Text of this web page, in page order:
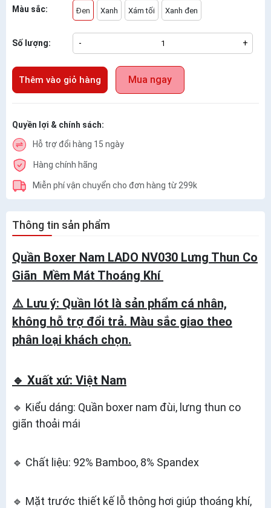
Màu sắc: Đen Xanh Xám tối Xanh đen
Số lượng: - +
Thêm vào giỏ hàng Mua ngay
Quyền lợi & chính sách:
Hỗ trợ đổi hàng 15 ngày
Hàng chính hãng
Miễn phí vận chuyển cho đơn hàng từ 299k
Thông tin sản phẩm
Quần Boxer Nam LADO NV030 Lưng Thun Co
Giãn Mềm Mát Thoáng Khí
⚠️ Lưu ý: Quần lót là sản phẩm cá nhân,
không hỗ trợ đổi trả. Màu sắc giao theo
phân loại khách chọn.
🔹 Xuất xứ: Việt Nam
🔹 Kiểu dáng: Quần boxer nam đùi, lưng thun co
giãn thoải mái
🔹 Chất liệu: 92% Bamboo, 8% Spandex
🔹 Mặt trước thiết kế lỗ thông hơi giúp thoáng khí,